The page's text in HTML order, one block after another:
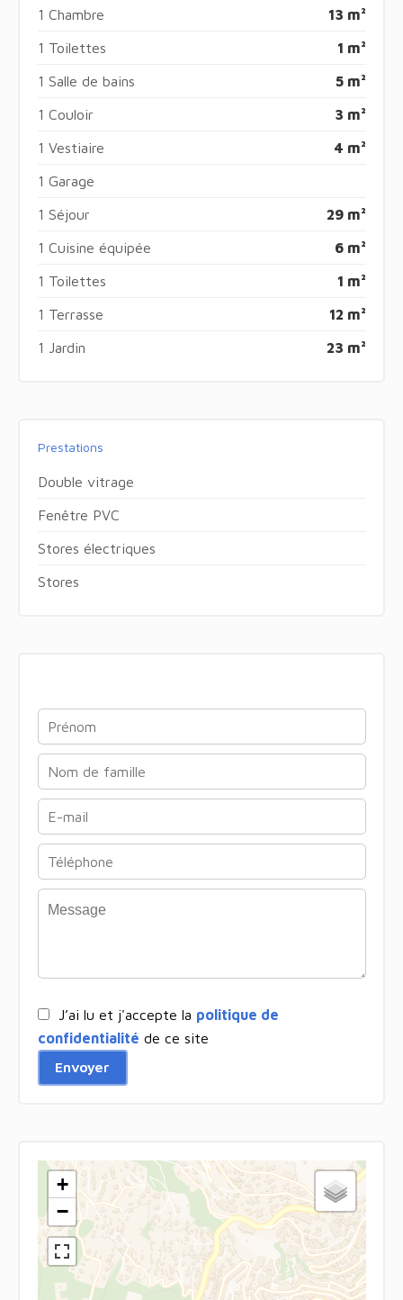
1 Chambre 13 m²
1 Toilettes 1 m²
1 Salle de bains 5 m²
1 Couloir 3 m²
1 Vestiaire 4 m²
1 Garage
1 Séjour 29 m²
1 Cuisine équipée 6 m²
1 Toilettes 1 m²
1 Terrasse 12 m²
1 Jardin 23 m²
Prestations
Double vitrage
Fenêtre PVC
Stores électriques
Stores
J’ai lu et j'accepte la politique de
confidentialité de ce site
Envoyer
+
−